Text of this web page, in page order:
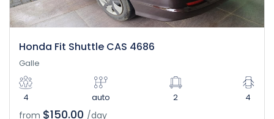
Honda Fit Shuttle CAS 4686
Galle
4 auto 2 4
from $150.00 /day